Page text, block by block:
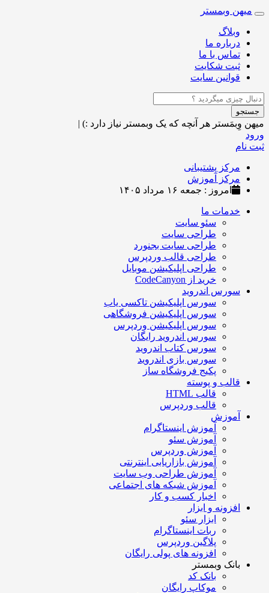
Toggle
navigation
میهن وبمستر
وبلاگ
درباره ما
تماس با ما
ثبت شکایت
قوانین سایت
جستجو
میهن وِبمَستر هر آنچه که یک وبمستر نیاز دارد :) |
ورود
ثبت نام
مرکز پشتیبانی
مرکز آموزش
امروز : جمعه ۱۶ مرداد ۱۴۰۵
خدمات ما
سئو سایت
طراحی سایت
طراحی سایت بجنورد
طراحی قالب وردپرس
طراحی اپلیکیشن موبایل
خرید از CodeCanyon
سورس اندروید
سورس اپلیکیشن تاکسی یاب
سورس اپلیکیشن فروشگاهی
سورس اپلیکیشن وردپرس
سورس اندروید رایگان
سورس کتاب اندروید
سورس بازی اندروید
پکیج فروشگاه ساز
قالب و پوسته
قالب HTML
قالب وردپرس
آموزش
آموزش اینستاگرام
آموزش سئو
آموزش وردپرس
آموزش بازاریابی اینترنتی
آموزش طراحی وب سایت
آموزش شبکه های اجتماعی
اخبار کسب و کار
افزونه و ابزار
ابزار سئو
ربات اینستاگرام
پلاگین وردپرس
افزونه های پولی رایگان
بانک وبمستر
بانک کد
موکاپ رایگان